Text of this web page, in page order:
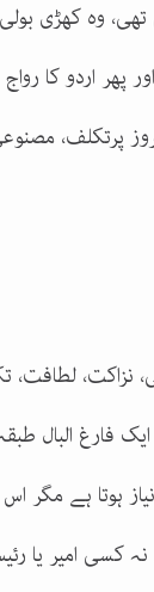
وہ کھڑی
پھر اردو کا
پرتکلف،
لطافت،
فارغ البال
ہوتا ہے مگر
کسی امیر یا